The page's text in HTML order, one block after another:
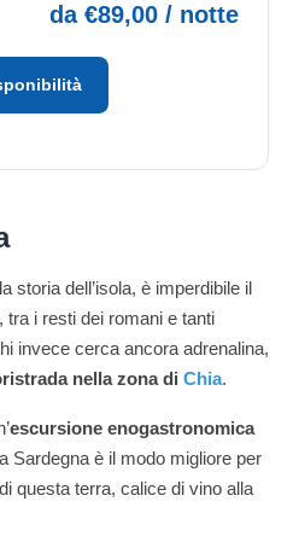
da €89,00 / notte
storia dell’isola, è imperdibile il
, tra i resti dei romani e tanti
invece cerca ancora adrenalina,
nella zona di Chia.
escursione enogastronomica
Sardegna è il modo migliore per
questa terra, calice di vino alla